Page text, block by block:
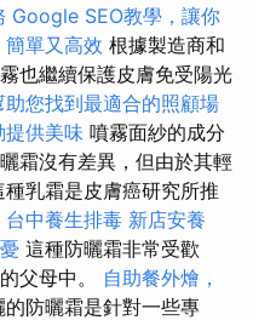
Google SEO教學，讓你
單又高效 根據製造商和
也繼續保護皮膚免受陽光
您找到最適合的照顧場
提供美味 噴霧面紗的成分
霜沒有差異，但由於其輕
乳霜是皮膚癌研究所推
台中養生排毒 新店安養
這種防曬霜非常受歡
父母中。 自助餐外燴，
的防曬霜是針對一些專